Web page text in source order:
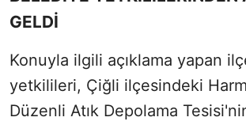
GELDİ
Konuyla ilgili açıklama yapan
yetkilileri, Çiğli ilçesindeki
Düzenli Atık Depolama